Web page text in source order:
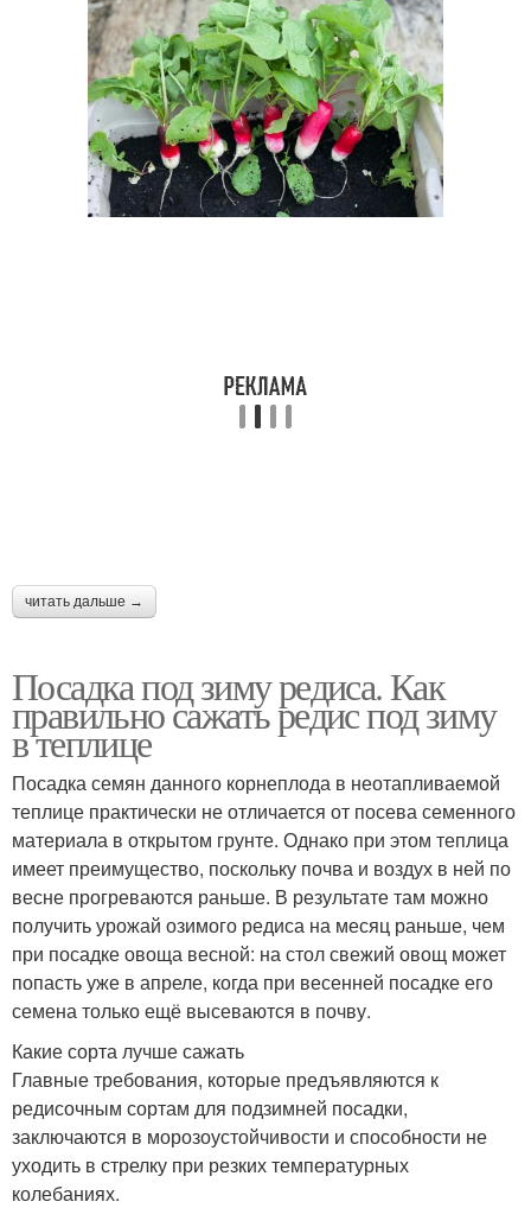
читать дальше →
Посадка под зиму редиса. Как
правильно сажать редис под зиму
в теплице
Посадка семян данного корнеплода в неотапливаемой
теплице практически не отличается от посева семенного
материала в открытом грунте. Однако при этом теплица
имеет преимущество, поскольку почва и воздух в ней по
весне прогреваются раньше. В результате там можно
получить урожай озимого редиса на месяц раньше, чем
при посадке овоща весной: на стол свежий овощ может
попасть уже в апреле, когда при весенней посадке его
семена только ещё высеваются в почву.
Какие сорта лучше сажать
Главные требования, которые предъявляются к
редисочным сортам для подзимней посадки,
заключаются в морозоустойчивости и способности не
уходить в стрелку при резких температурных
колебаниях.